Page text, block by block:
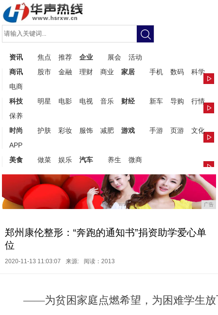
资讯 焦点 推荐 企业 展会
活动
商讯
股市 金融 理财 商业 家居 手机 数码
科学
电商
科技
明星 电影 电视 音乐 财经 新车 导购
行情
保养
时尚
护肤 彩妆 服饰 减肥 游戏 手游 页游
文化
APP
美食
做菜 娱乐 汽车 养生 微商
广告
郑州康伦整形：“奔跑的通知书”捐资助学爱心单
位
2020-11-13 11:03:07 来源: 阅读：2013
——为贫困家庭点燃希望，为困难学生放